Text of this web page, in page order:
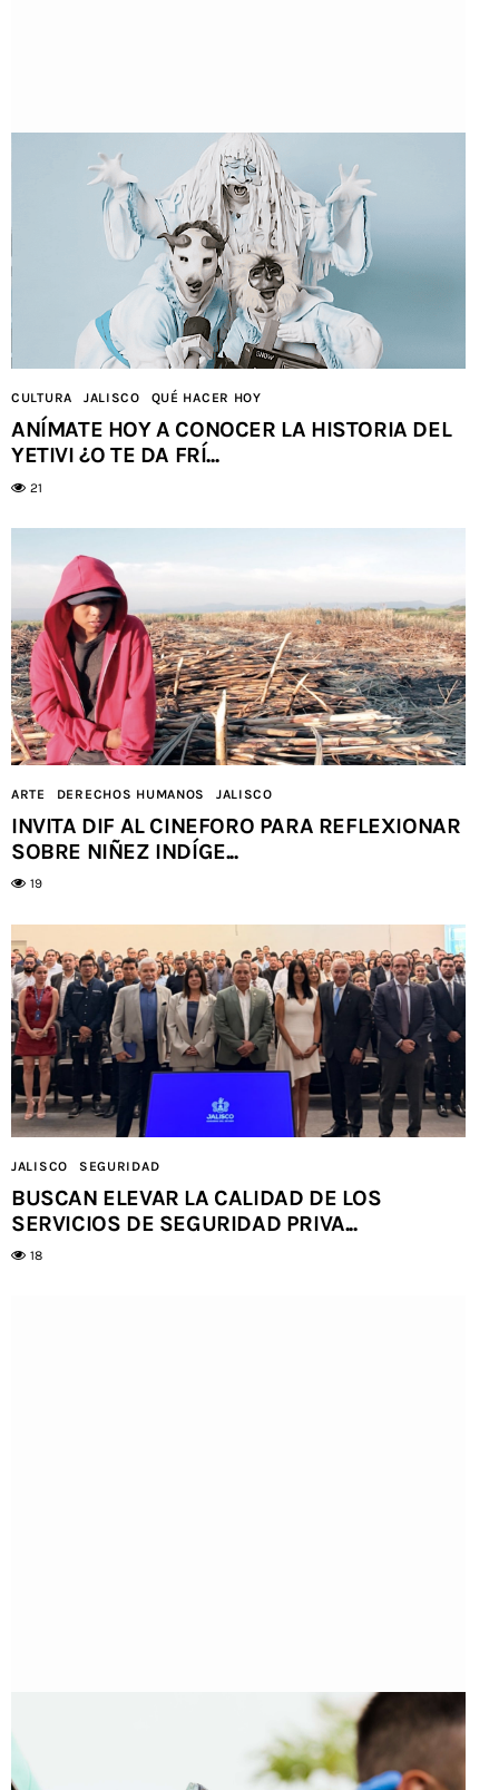
ENTRETENIMIENTO JALISCO QUÉ HACER HOY
¿YA LA VISTE? ESTA SERIE DIRIGIDA POR UN
TAPATÍO ESTRENA S...
CULTURA JALISCO QUÉ HACER HOY
ANÍMATE HOY A CONOCER LA HISTORIA DEL
YETIVI ¿O TE DA FRÍ...
21
ARTE DERECHOS HUMANOS JALISCO
INVITA DIF AL CINEFORO PARA REFLEXIONAR
SOBRE NIÑEZ INDÍGE...
19
JALISCO SEGURIDAD
BUSCAN ELEVAR LA CALIDAD DE LOS
SERVICIOS DE SEGURIDAD PRIVA...
18
ARTE EMPRENDIMIENTOS JALISCO